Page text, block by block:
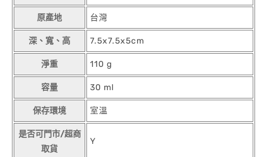
原產地 台灣
深、寬、高 7.5x7.5x5cm
淨重 110 g
容量 30 ml
保存環境 室溫
是否可門市/超商
取貨
Y